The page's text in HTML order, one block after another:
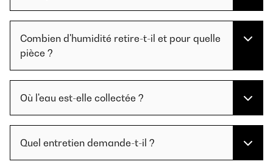
Combien d'humidité retire-t-il et pour quelle
pièce ?
Où l'eau est-elle collectée ?
Quel entretien demande-t-il ?